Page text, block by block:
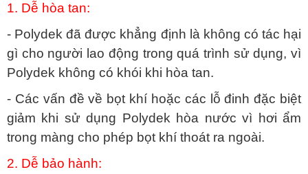
1. Dễ hòa tan:
- Polydek đã được khẳng định là không có tác hại
gì cho người lao động trong quá trình sử dụng, vì
Polydek không có khói khi hòa tan.
- Các vấn đề về bọt khí hoặc các lỗ đinh đặc biệt
giảm khi sử dụng Polydek hòa nước vì hơi ẩm
trong màng cho phép bọt khí thoát ra ngoài.
2. Dễ bảo hành: